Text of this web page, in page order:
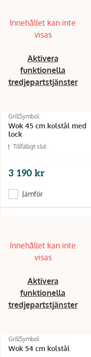
Innehållet kan inte
visas
Aktivera
funktionella
tredjepartstjänster
GrillSymbol
Wok 45 cm kolstål med
lock
Tillfälligt slut
3 190 kr
Jämför
Innehållet kan inte
visas
Aktivera
funktionella
tredjepartstjänster
GrillSymbol
Wok 54 cm kolstål